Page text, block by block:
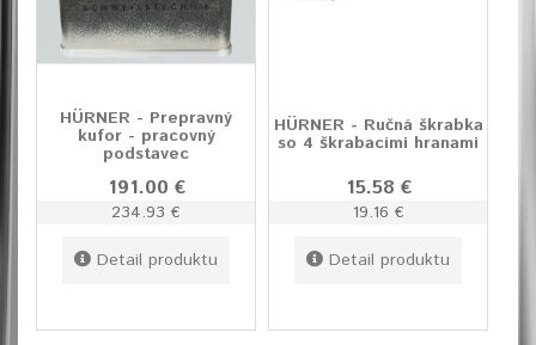
HÜRNER - Prepravný
kufor - pracovný
podstavec
191.00 €
234.93 €
Detail produktu
HÜRNER - Ručná škrabka
so 4 škrabacími hranami
15.58 €
19.16 €
Detail produktu